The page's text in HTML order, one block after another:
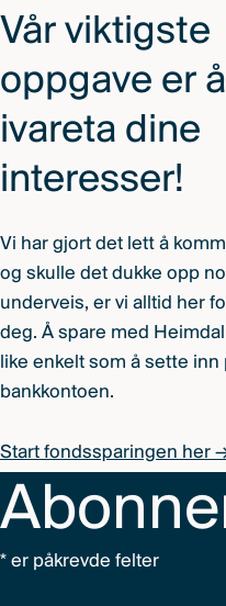
Vår viktigste
oppgave er å
ivareta dine
interesser!
Vi har gjort det lett å
og skulle det dukke opp
underveis, er vi alltid her
deg. Å spare med
like enkelt som å sette
bankkontoen.
Start fondssparingen her
* er påkrevde felter